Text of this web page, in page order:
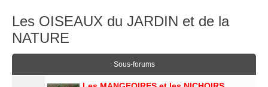
Les OISEAUX du JARDIN et de la
NATURE
Sous-forums